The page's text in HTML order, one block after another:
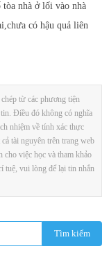
nhà ở lối vào nhà
có hậu quả liên
từ các phương tiện
Điều đó không có nghĩa
nhiệm về tính xác thực
tài nguyên trên trang web
cho việc học và tham khảo
tuệ, vui lòng để lại tin nhắn